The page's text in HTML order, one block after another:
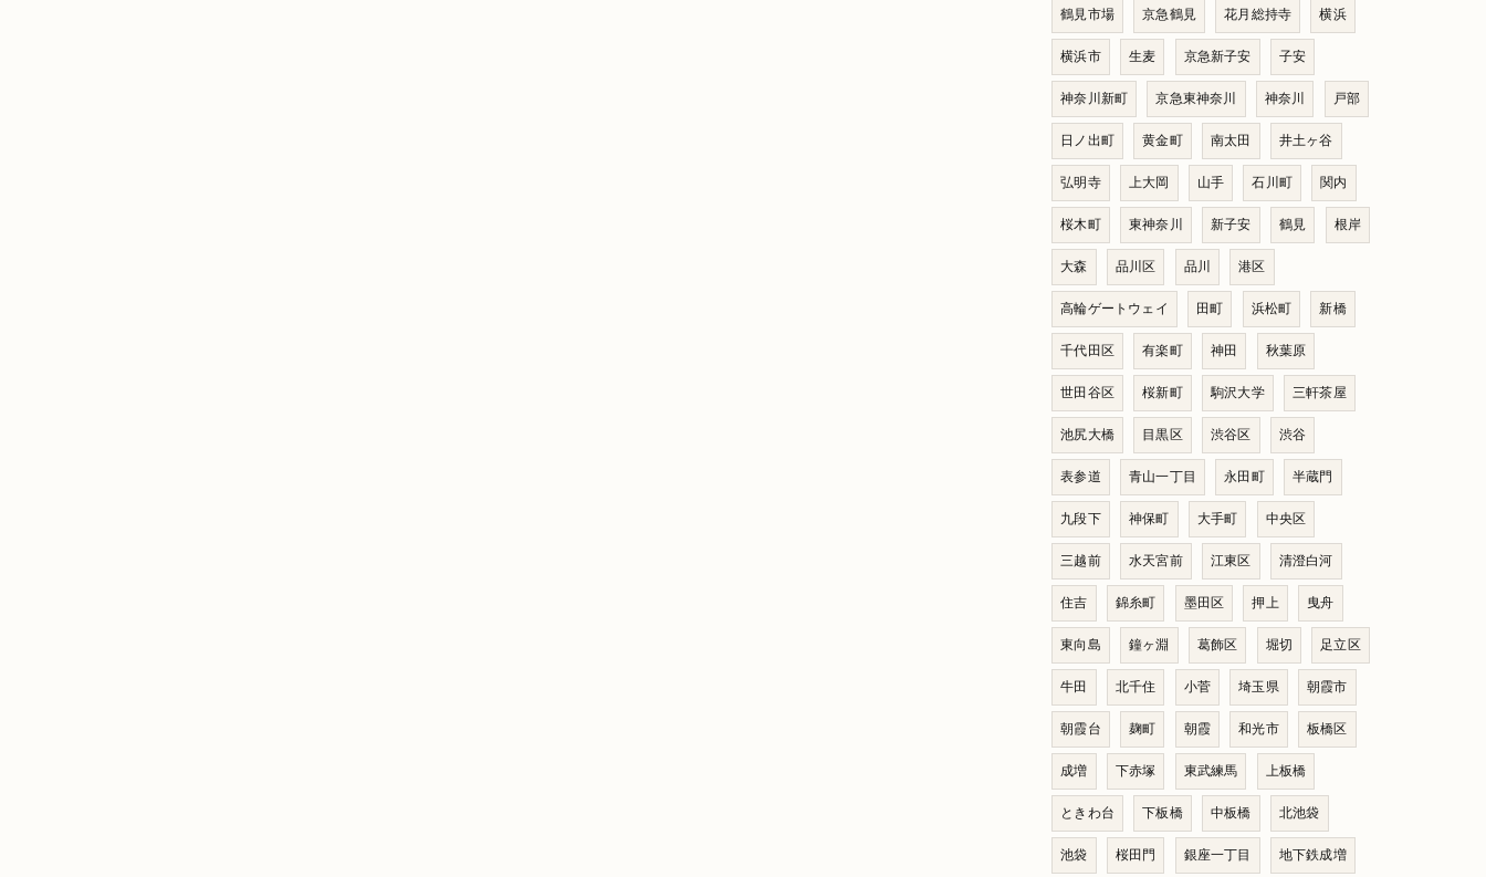
鶴見市場 京急鶴見 花月総持寺 横浜
横浜市 生麦 京急新子安 子安
神奈川新町 京急東神奈川 神奈川 戸部
日ノ出町 黄金町 南太田 井土ヶ谷
弘明寺 上大岡 山手 石川町 関内
桜木町 東神奈川 新子安 鶴見 根岸
大森 品川区 品川 港区
高輪ゲートウェイ 田町 浜松町 新橋
千代田区 有楽町 神田 秋葉原
世田谷区 桜新町 駒沢大学 三軒茶屋
池尻大橋 目黒区 渋谷区 渋谷
表参道 青山一丁目 永田町 半蔵門
九段下 神保町 大手町 中央区
三越前 水天宮前 江東区 清澄白河
住吉 錦糸町 墨田区 押上 曳舟
東向島 鐘ヶ淵 葛飾区 堀切 足立区
牛田 北千住 小菅 埼玉県 朝霞市
朝霞台 麹町 朝霞 和光市 板橋区
成増 下赤塚 東武練馬 上板橋
ときわ台 下板橋 中板橋 北池袋
池袋 桜田門 銀座一丁目 地下鉄成増